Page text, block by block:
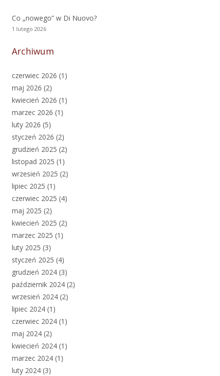
Co „nowego” w Di Nuovo?
1 lutego 2026
Archiwum
czerwiec 2026 (1)
maj 2026 (2)
kwiecień 2026 (1)
marzec 2026 (1)
luty 2026 (5)
styczeń 2026 (2)
grudzień 2025 (2)
listopad 2025 (1)
wrzesień 2025 (2)
lipiec 2025 (1)
czerwiec 2025 (4)
maj 2025 (2)
kwiecień 2025 (2)
marzec 2025 (1)
luty 2025 (3)
styczeń 2025 (4)
grudzień 2024 (3)
październik 2024 (2)
wrzesień 2024 (2)
lipiec 2024 (1)
czerwiec 2024 (1)
maj 2024 (2)
kwiecień 2024 (1)
marzec 2024 (1)
luty 2024 (3)